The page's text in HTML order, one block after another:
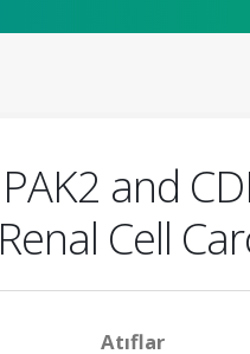
and
Cell
Atıflar